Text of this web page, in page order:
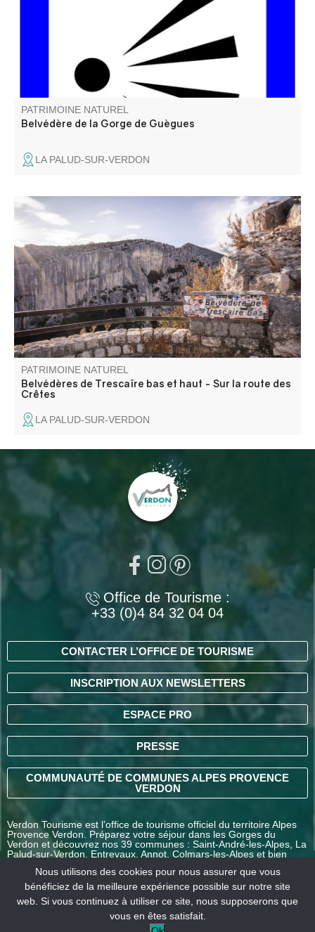
occupée par le pastre (berger) et possédait un beau
verger (amandiers, poiriers…).
PATRIMOINE NATUREL
Belvédère de la Gorge de Guègues
LA PALUD-SUR-VERDON
Les belvédères de Trescaïre offrent les premiers point de
vues sur les Gorges du Verdon, à partir de la Route des
Crêtes. On peut voire en bas du canyon trois tours
rocheuses, en rive gauche, qui ont donnés leurs nom à
ces belvédères.
PATRIMOINE NATUREL
Belvédères de Trescaïre bas et haut - Sur la route des
Crêtes
LA PALUD-SUR-VERDON
Office de Tourisme :
+33 (0)4 84 32 04 04
CONTACTER L’OFFICE DE TOURISME
INSCRIPTION AUX NEWSLETTERS
ESPACE PRO
PRESSE
COMMUNAUTÉ DE COMMUNES ALPES PROVENCE
VERDON
Verdon Tourisme est l’office de tourisme officiel du territoire Alpes
Provence Verdon. Préparez votre séjour dans les Gorges du
Verdon et découvrez nos 39 communes : Saint-André-les-Alpes, La
Palud-sur-Verdon, Entrevaux, Annot, Colmars-les-Alpes et bien
COMMENT VENIR ?
Nous utilisons des cookies pour nous assurer que vous
bénéficiez de la meilleure expérience possible sur notre site
web. Si vous continuez à utiliser ce site, nous supposerons que
vous en êtes satisfait.